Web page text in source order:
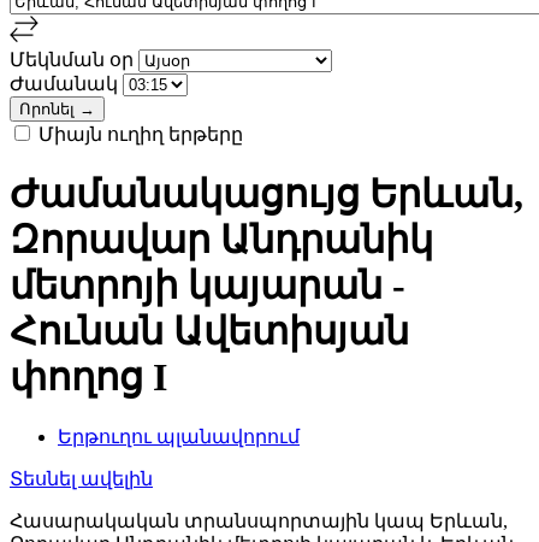
Մեկնման օր
Ժամանակ
Միայն ուղիղ երթերը
Ժամանակացույց Երևան,
Զորավար Անդրանիկ
մետրոյի կայարան -
Հունան Ավետիսյան
փողոց I
Երթուղու պլանավորում
Տեսնել ավելին
Հասարակական տրանսպորտային կապ Երևան,